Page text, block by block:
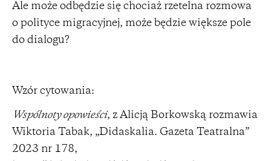
Ale może odbędzie się chociaż rzetelna rozmowa
o polityce migracyjnej, może będzie większe pole
do dialogu?
Wzór cytowania:
Wspólnoty opowieści, z Alicją Borkowską rozmawia
Wiktoria Tabak, „Didaskalia. Gazeta Teatralna”
2023 nr 178,